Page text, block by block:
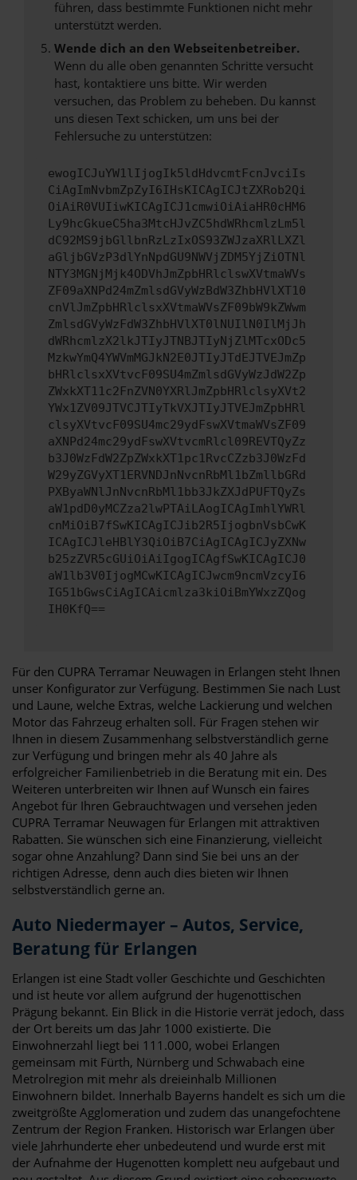
führen, dass bestimmte Funktionen nicht mehr
unterstützt werden.
Wende dich an den Webseitenbetreiber.
Wenn du alle oben genannten Schritte versucht
hast, kontaktiere uns bitte. Wir werden
versuchen, das Problem zu beheben. Du kannst
uns diesen Text schicken, um uns bei der
Fehlersuche zu unterstützen:
ewogICJuYW1lIjogIk5ldHdvcmtFcnJvciIs
CiAgImNvbmZpZyI6IHsKICAgICJtZXRob2Qi
OiAiR0VUIiwKICAgICJ1cmwiOiAiaHR0cHM6
Ly9hcGkueC5ha3MtcHJvZC5hdWRhcmlzLm5l
dC92MS9jbGllbnRzLzIxOS93ZWJzaXRlLXZl
aGljbGVzP3dlYnNpdGU9NWVjZDM5YjZiOTNl
NTY3MGNjMjk4ODVhJmZpbHRlclswXVtmaWVs
ZF09aXNPd24mZmlsdGVyWzBdW3ZhbHVlXT10
cnVlJmZpbHRlclsxXVtmaWVsZF09bW9kZWwm
ZmlsdGVyWzFdW3ZhbHVlXT0lNUIlN0IlMjJh
dWRhcmlzX2lkJTIyJTNBJTIyNjZlMTcxODc5
MzkwYmQ4YWVmMGJkN2E0JTIyJTdEJTVEJmZp
bHRlclsxXVtvcF09SU4mZmlsdGVyWzJdW2Zp
ZWxkXT11c2FnZVN0YXRlJmZpbHRlclsyXVt2
YWx1ZV09JTVCJTIyTkVXJTIyJTVEJmZpbHRl
clsyXVtvcF09SU4mc29ydFswXVtmaWVsZF09
aXNPd24mc29ydFswXVtvcmRlcl09REVTQyZz
b3J0WzFdW2ZpZWxkXT1pc1RvcCZzb3J0WzFd
W29yZGVyXT1ERVNDJnNvcnRbMl1bZmllbGRd
PXByaWNlJnNvcnRbMl1bb3JkZXJdPUFTQyZs
aW1pdD0yMCZza2lwPTAiLAogICAgImhlYWRl
cnMiOiB7fSwKICAgICJib2R5IjogbnVsbCwK
ICAgICJleHBlY3QiOiB7CiAgICAgICJyZXNw
b25zZVR5cGUiOiAiIgogICAgfSwKICAgICJ0
aW1lb3V0IjogMCwKICAgICJwcm9ncmVzcyI6
IG51bGwsCiAgICAicmlza3kiOiBmYWxzZQog
IH0KfQ==
Für den CUPRA Terramar Neuwagen in Erlangen steht Ihnen
unser Konfigurator zur Verfügung. Bestimmen Sie nach Lust
und Laune, welche Extras, welche Lackierung und welchen
Motor das Fahrzeug erhalten soll. Für Fragen stehen wir
Ihnen in diesem Zusammenhang selbstverständlich gerne
zur Verfügung und bringen mehr als 40 Jahre als
erfolgreicher Familienbetrieb in die Beratung mit ein. Des
Weiteren unterbreiten wir Ihnen auf Wunsch ein faires
Angebot für Ihren Gebrauchtwagen und versehen jeden
CUPRA Terramar Neuwagen für Erlangen mit attraktiven
Rabatten. Sie wünschen sich eine Finanzierung, vielleicht
sogar ohne Anzahlung? Dann sind Sie bei uns an der
richtigen Adresse, denn auch dies bieten wir Ihnen
selbstverständlich gerne an.
Auto Niedermayer – Autos, Service,
Beratung für Erlangen
Erlangen ist eine Stadt voller Geschichte und Geschichten
und ist heute vor allem aufgrund der hugenottischen
Prägung bekannt. Ein Blick in die Historie verrät jedoch, dass
der Ort bereits um das Jahr 1000 existierte. Die
Einwohnerzahl liegt bei 111.000, wobei Erlangen
gemeinsam mit Fürth, Nürnberg und Schwabach eine
Metrolregion mit mehr als dreieinhalb Millionen
Einwohnern bildet. Innerhalb Bayerns handelt es sich um die
zweitgrößte Agglomeration und zudem das unangefochtene
Zentrum der Region Franken. Historisch war Erlangen über
viele Jahrhunderte eher unbedeutend und wurde erst mit
der Aufnahme der Hugenotten komplett neu aufgebaut und